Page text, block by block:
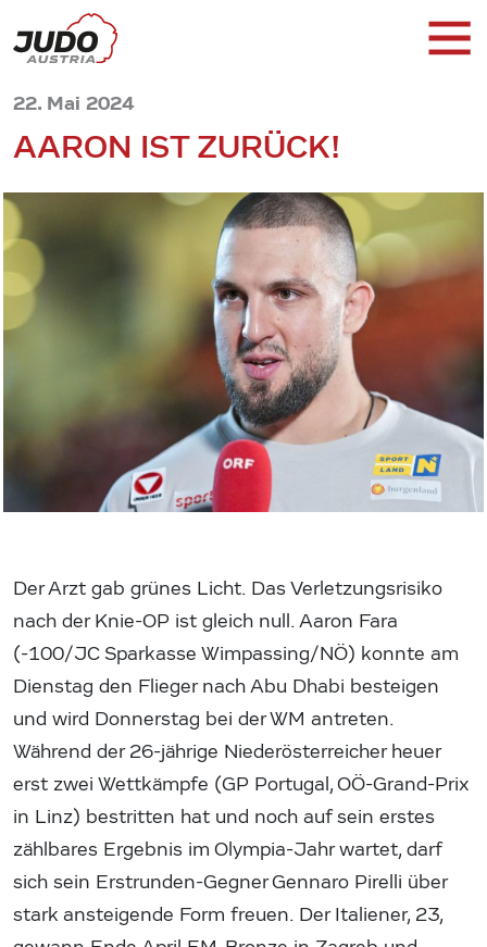
22. Mai 2024
AARON IST ZURÜCK!
Der Arzt gab grünes Licht. Das Verletzungsrisiko
nach der Knie-OP ist gleich null. Aaron Fara
(-100/JC Sparkasse Wimpassing/NÖ) konnte am
Dienstag den Flieger nach Abu Dhabi besteigen
und wird Donnerstag bei der WM antreten.
Während der 26-jährige Niederösterreicher heuer
erst zwei Wettkämpfe (GP Portugal, OÖ-Grand-Prix
in Linz) bestritten hat und noch auf sein erstes
zählbares Ergebnis im Olympia-Jahr wartet, darf
sich sein Erstrunden-Gegner Gennaro Pirelli über
stark ansteigende Form freuen. Der Italiener, 23,